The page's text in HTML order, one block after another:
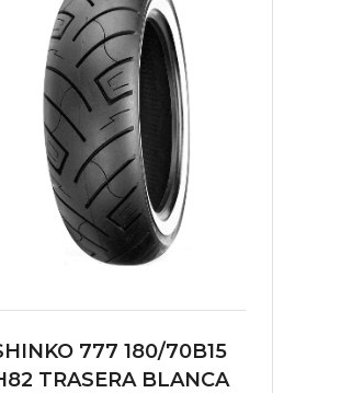
777 180/70B15
TRASERA BLANCA